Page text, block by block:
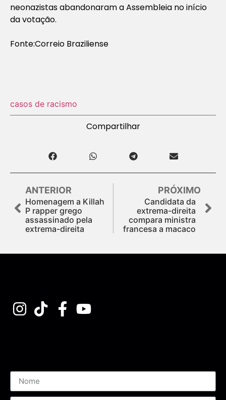
neonazistas abandonaram a Assembleia no início
da votação.
Fonte:Correio Braziliense
casos de racismo
Compartilhar
ANTERIOR
Homenagem a Killah
P rapper grego
assassinad​o pela
extrema-di​reita
PRÓXIMO
Candidata da
extrema-direita
compara ministra
francesa a macaco